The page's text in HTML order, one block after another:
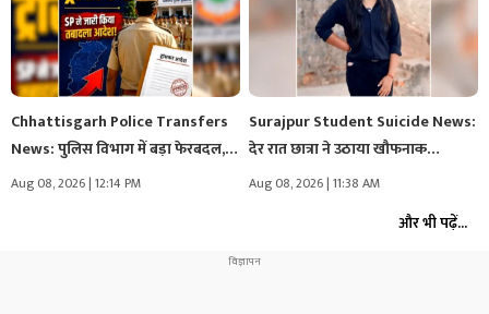
Chhattisgarh Police Transfers
News: पुलिस विभाग में बड़ा फेरबदल,
SI,…
Aug 08, 2026 | 12:14 PM
Surajpur Student Suicide News:
देर रात छात्रा ने उठाया खौफनाक…
Aug 08, 2026 | 11:38 AM
और भी पढ़ें...